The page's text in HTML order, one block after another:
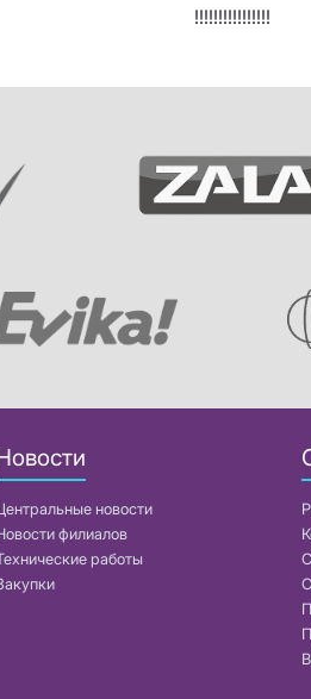
!!!!!!!!!!!!!!!!
новости
филиалов
работы